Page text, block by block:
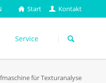
Start Kontakt
überspringen
Service
für Texturanalyse